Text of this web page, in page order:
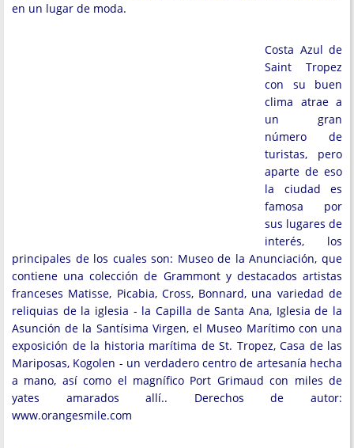
en un lugar de moda.
Costa Azul de
Saint Tropez
con su buen
clima atrae a
un gran
número de
turistas, pero
aparte de eso
la ciudad es
famosa por
sus lugares de
interés, los
principales de los cuales son: Museo de la Anunciación, que
contiene una colección de Grammont y destacados artistas
franceses Matisse, Picabia, Cross, Bonnard, una variedad de
reliquias de la iglesia - la Capilla de Santa Ana, Iglesia de la
Asunción de la Santísima Virgen, el Museo Marítimo con una
exposición de la historia marítima de St. Tropez, Casa de las
Mariposas, Kogolen - un verdadero centro de artesanía hecha
a mano, así como el magnífico Port Grimaud con miles de
yates amarados allí.. Derechos de autor:
www.orangesmile.com